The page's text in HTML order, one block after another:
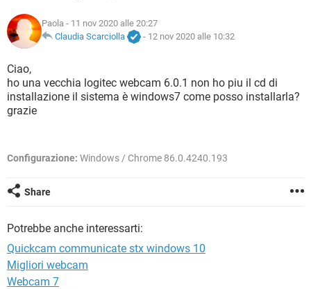
TIKTOK
HARDWARE
INSTAGRAM
TIKTOK
HARDWARE
INTRATTENIMENTO
iOS WINDOWS 10
INSTAGRAM
TIKTOK FACEBOOK
HARDWARE
COVID-19
INTRATTENIMENTO
iOS
INSTAGRAM WHATSAPP
GLOSSARIO
COVID-19
INTRATTENIMENTO ANDROID
iOS
TIKTOK FACEBOOK
Paola - 11 nov 2020 alle 20:27
Claudia Scarciolla
- 12 nov 2020 alle 10:32
Ciao,
ho una vecchia logitec webcam 6.0.1 non ho piu il cd di
installazione il sistema è windows7 come posso installarla?
grazie
Configurazione: Windows / Chrome 86.0.4240.193
Share
Potrebbe anche interessarti:
Quickcam communicate stx windows 10
Migliori webcam
Webcam 7